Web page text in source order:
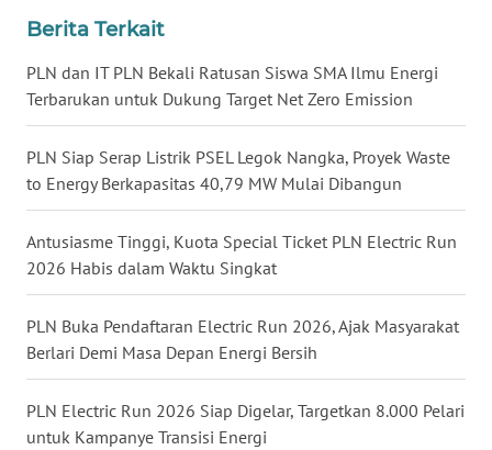
Berita Terkait
PLN dan IT PLN Bekali Ratusan Siswa SMA Ilmu Energi
Terbarukan untuk Dukung Target Net Zero Emission
PLN Siap Serap Listrik PSEL Legok Nangka, Proyek Waste
to Energy Berkapasitas 40,79 MW Mulai Dibangun
Antusiasme Tinggi, Kuota Special Ticket PLN Electric Run
2026 Habis dalam Waktu Singkat
PLN Buka Pendaftaran Electric Run 2026, Ajak Masyarakat
Berlari Demi Masa Depan Energi Bersih
PLN Electric Run 2026 Siap Digelar, Targetkan 8.000 Pelari
untuk Kampanye Transisi Energi
MALUKU
WN
MALUT
WN
DAIRI
WN
TOBA
NIAS